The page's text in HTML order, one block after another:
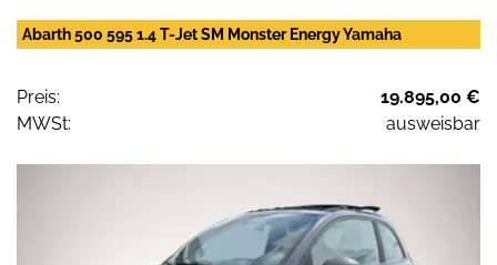
Abarth 500 595 1.4 T-Jet SM Monster Energy Yamaha
Preis:
19.895,00 €
MWSt:
ausweisbar